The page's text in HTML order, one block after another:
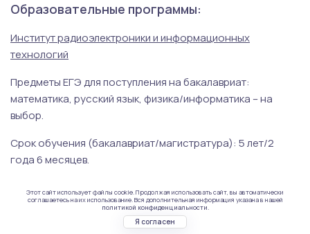
Образовательные программы:
Институт радиоэлектроники и информационных
технологий
Предметы ЕГЭ для поступления на бакалавриат:
математика, русский язык, физика/информатика – на
выбор.
Срок обучения (бакалавриат/магистратура): 5 лет/2
года 6 месяцев.
Стоимость, руб. (бакалавриат/магистратура): 91 570
(очно-заочно), 75 000 (заочно)/79 760 (заочно).
Этот сайт использует файлы cookie. Продолжая использовать сайт, вы автоматически
соглашаетесь на их использование. Вся дополнительная информация указана в нашей
политикой конфиденциальности.
Я согласен